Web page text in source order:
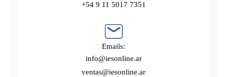
+54 9 11 5017 7351
Emails:
info@iesonline.ar
ventas@iesonline.ar